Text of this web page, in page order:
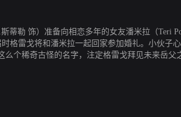
蒂勒 饰）准备向相恋多年的女友潘米拉（Teri
格雷戈将和潘米拉一起回家参加婚礼。小伙子
么个稀奇古怪的名字，注定格雷戈拜见未来岳